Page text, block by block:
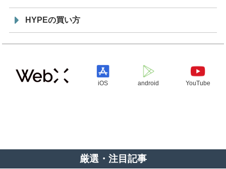
HYPEの買い方
iOS android YouTube
厳選・注目記事